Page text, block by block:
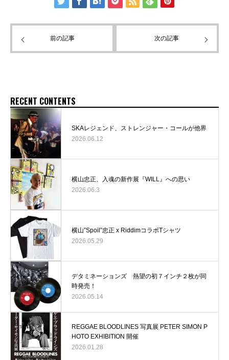
前の記事 次の記事
RECENT CONTENTS
SKAレジェンド、ストレンジャー・コールが他界
2026.06.12
横山忠正、入魂の新作展『WILL』への思い
2026.06.3
横山”Spoil”忠正 x RiddimコラボTシャツ
2026.05.29
デタミネーションズ 熱望の初７インチ２枚が同
時発売！
2026.05.14
REGGAE BLOODLINES 写真展 PETER SIMON P
HOTO EXHIBITION 開催
2026.01.28